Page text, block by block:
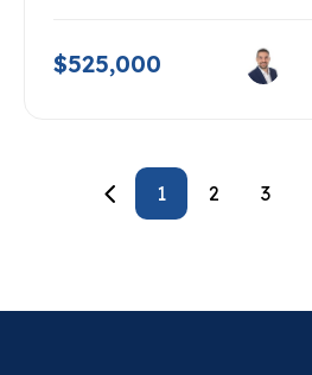
$525,000
1 2 3